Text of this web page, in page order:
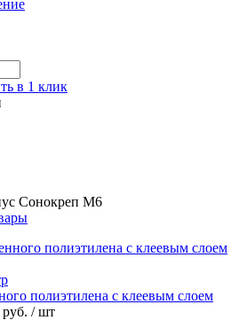
в 1 клик
Сонокреп М6
полиэтилена с клеевым слоем
/ шт